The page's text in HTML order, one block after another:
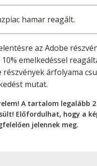
hamar reagált.
az Adobe
emelkedéssel
részvények árfolyama
mutat.
A tartalom legalább 2
Előfordulhat, hogy a
jelennek meg.